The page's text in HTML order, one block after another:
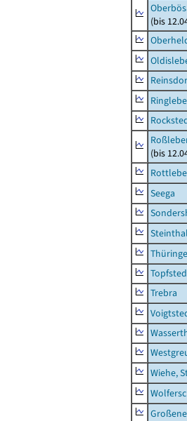
(bis
(bis
Seega
Trebra
Wiehe,